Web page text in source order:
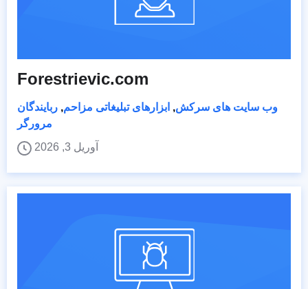
Forestrievic.com
وب سایت های سرکش, ابزارهای تبلیغاتی مزاحم, ربایندگان
مرورگر
آوریل 3, 2026